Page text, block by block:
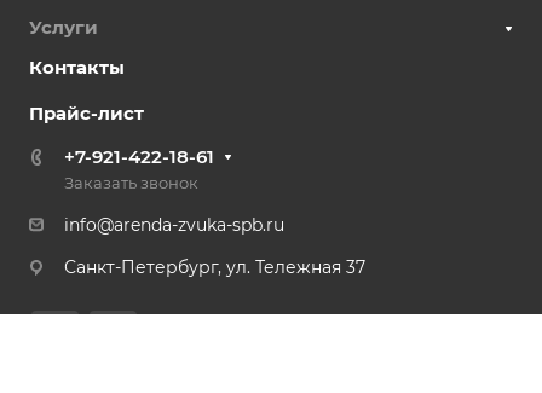
Услуги
Контакты
Прайс-лист
+7-921-422-18-61
Заказать звонок
info@arenda-zvuka-spb.ru
Санкт-Петербург, ул. Тележная 37